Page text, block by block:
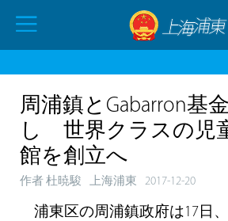
周浦鎮とGabarron基
し 世界クラスの児
館を創立へ
作者 杜暁駿 上海浦東 2017-12-20
浦東区の周浦鎮政府は17日